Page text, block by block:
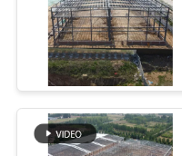
ΠΟΙΟΤΙΚΌΣ
ΈΛΕΓΧΟΣ
ΜΑΣ
ΕΛΆΤΕ